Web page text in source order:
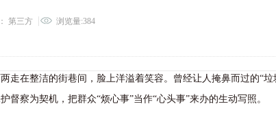
第三方 浏览量:384
在整洁的街巷间，脸上洋溢着笑容。曾经让人掩鼻而过的“垃
察为契机，把群众“烦心事”当作“心头事”来办的生动写照。